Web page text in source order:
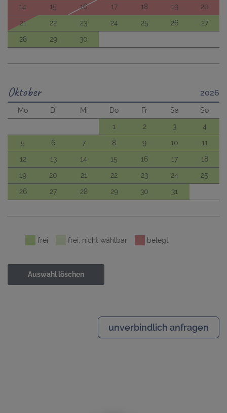
14
15 16 17 18 19
20
21
22 23 24 25 26
27
28
29 30
Oktober 2026
Mo Di Mi Do Fr Sa
So
1
2 3
4
5
6 7 8 9 10
11
12
13 14 15 16 17
18
19
20 21 22 23 24
25
26
27 28 29 30 31
frei frei, nicht wählbar belegt
Auswahl löschen
unverbindlich anfragen